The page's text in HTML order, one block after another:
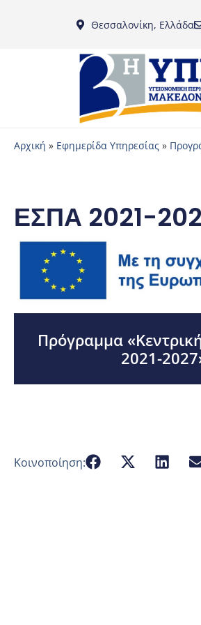
Θεσσαλονίκη, Ελλάδα
Αρχική » Εφημερίδα Υπηρεσίας »
ΕΣΠΑ 2021-
Πρόγραμμα
2021-
Κοινοποίηση: